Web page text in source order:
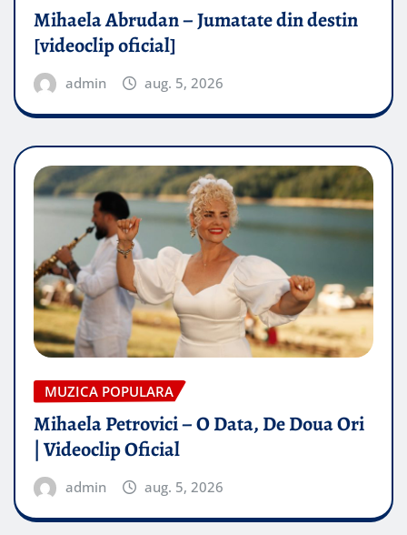
Mihaela Abrudan – Jumatate din destin
[videoclip oficial]
admin aug. 5, 2026
MUZICA POPULARA
Mihaela Petrovici – O Data, De Doua Ori
| Videoclip Oficial
admin aug. 5, 2026